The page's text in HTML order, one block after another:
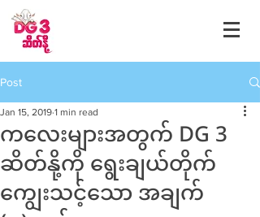
Post
ကလေးများအတွက် DG 3
ဆိတ်နို့ကို ရွေးချယ်တိုက်
ကျွေးသင့်သော အချက်
Jan 15, 2019 1 min read